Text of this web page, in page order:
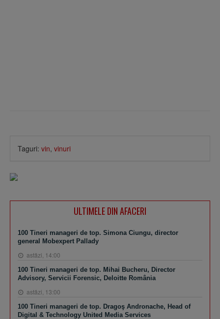
Taguri: vin, vinuri
ULTIMELE DIN AFACERI
100 Tineri manageri de top. Simona Ciungu, director
general Mobexpert Pallady
astăzi, 14:00
100 Tineri manageri de top. Mihai Bucheru, Director
Advisory, Servicii Forensic, Deloitte România
astăzi, 13:00
100 Tineri manageri de top. Dragoş Andronache, Head of
Digital & Technology United Media Services